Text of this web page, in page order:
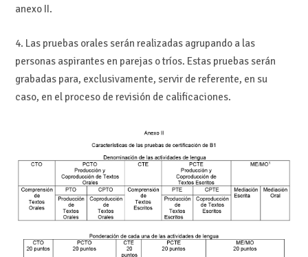
anexo II.
4. Las pruebas orales serán realizadas agrupando a las
personas aspirantes en parejas o tríos. Estas pruebas serán
grabadas para, exclusivamente, servir de referente, en su
caso, en el proceso de revisión de calificaciones.